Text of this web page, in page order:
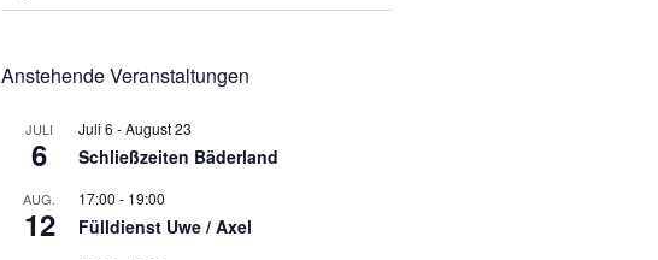
Anstehende Veranstaltungen
JULI
6
Juli 6 -August 23
Schließzeiten Bäderland
AUG.
12
17:00 - 19:00
Fülldienst Uwe / Axel